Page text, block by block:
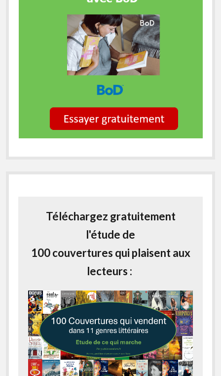
Téléchargez gratuitement
l'étude de
100 couvertures qui plaisent aux
lecteurs :